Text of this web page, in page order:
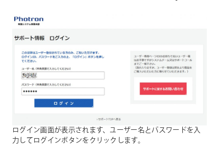
ログイン画面が表示されます、ユーザー名とパスワードを入
力してログインボタンをクリックします。